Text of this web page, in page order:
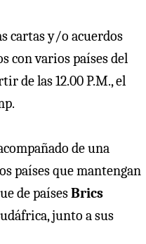
cartas y/o acuerdos
con varios países del
de las 12.00 P.M., el
de una
países que mantengan
de paísesBrics
junto a sus